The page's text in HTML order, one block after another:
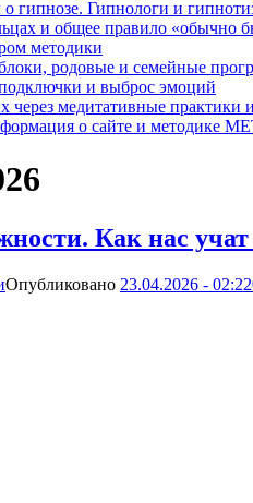
гипнозе. Гипнологи и
и общее правило «обычно
методики
родовые и семейные
и выброс эмоций
медитативные практики
о сайте и методике
Как нас
Опубликовано 23.04.2026 - 02:22